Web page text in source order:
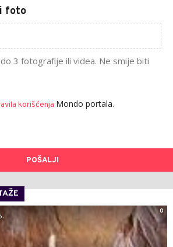
foto
3 fotografije ili videa. Ne smije biti
korišćenja Mondo portala.
POŠALJI
0